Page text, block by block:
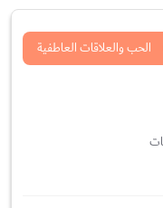
الحب والعلاقات العاطفية